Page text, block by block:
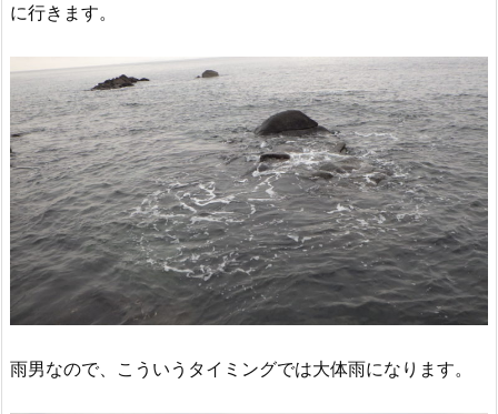
に行きます。
雨男なので、こういうタイミングでは大体雨になります。